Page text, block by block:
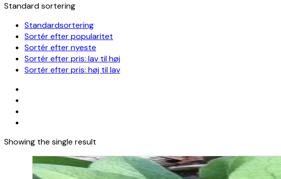
Standard sortering
Standardsortering
Sortér efter popularitet
Sortér efter nyeste
Sortér efter pris: lav til høj
Sortér efter pris: høj til lav
Showing the single result